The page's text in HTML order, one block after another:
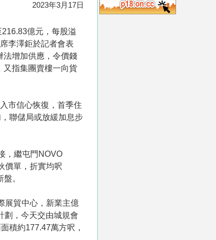
2023年3月17日
億元，每股溢
李澤鉅於記者會表
法增加供應，令價錢
又指集團賣樓一向貨
市信心恢復，首季住
聯儲局或放緩加息步
，繼屯門NOVO
價單，折實均呎
。
展貿中心，新業主億
劃，今天交由城規會
積約177.47萬方呎，